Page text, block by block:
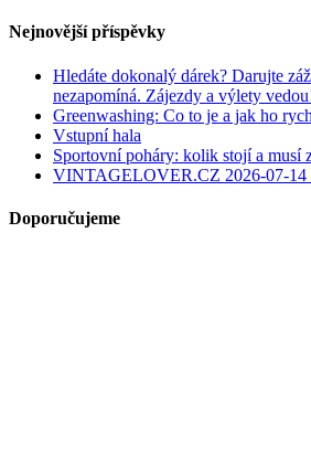
Nejnovější příspěvky
Hledáte dokonalý dárek? Darujte
nezapomíná. Zájezdy a výlety
Greenwashing: Co to je a jak ho
Vstupní hala
Sportovní poháry: kolik stojí a musí
VINTAGELOVER.CZ 2026-07-14
Doporučujeme